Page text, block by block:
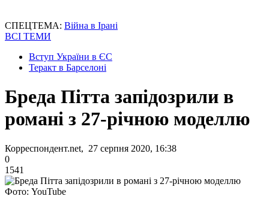
СПЕЦТЕМА: Війна в Ірані
ВСІ ТЕМИ
Вступ України в ЄС
Теракт в Барселоні
Бреда Пітта запідозрили в
романі з 27-річною моделлю
Корреспондент.net, 27 серпня 2020, 16:38
0
1541
Фото: YouTube